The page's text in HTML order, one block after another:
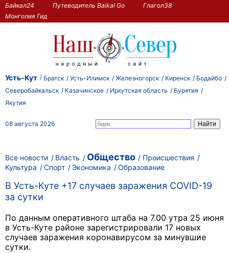
Байкал24 Путеводитель Baikal Go
Глагол38
Монголия Гид
Усть-Кут Братск Усть-Илимск Железногорск Киренск
Бодайбо
Северобайкальск
Казачинское Иркутская область
Бурятия
Якутия
08 августа 2026
Все новости Власть Общество
Происшествия
Культура
Спорт Экономика Образование
В Усть-Куте +17 случаев заражения COVID-19
за сутки
По данным оперативного штаба на 7.00 утра 25 июня
в Усть-Куте районе зарегистрировали 17 новых
случаев заражения коронавирусом за минувшие
сутки.